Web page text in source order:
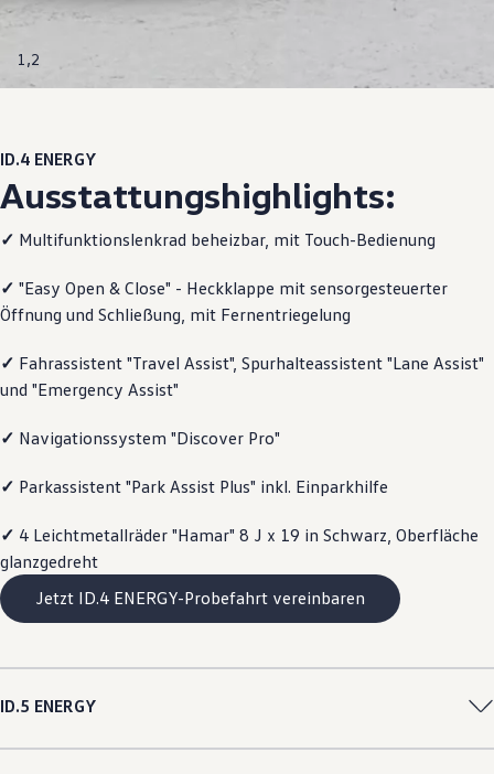
Motorenöl und Flüssigkeiten
Entertainment und Elektronik
Individualisieren
Wallbox und Ladekabel
Volkswagen Apps, Login und Shop
Handy und Fahrzeug verbinden
Über Ihr Auto
Vorgängermodelle
Kundeninformationen
Warn- und Kontrollleuchten
Live Beratung
Lifestyle
Familie
Elektromobilität
1 ,2
ID.4 ENERGY
Ausstattungshighlights:
✓ Multifunktionslenkrad beheizbar, mit Touch-Bedienung
✓ "Easy Open & Close" - Heckklappe mit sensorgesteuerter
Öffnung und Schließung, mit Fernentriegelung
✓ Fahrassistent "Travel Assist", Spurhalteassistent "Lane Assist"
und "Emergency Assist"
✓ Navigationssystem "Discover Pro"
✓ Parkassistent "Park Assist Plus" inkl. Einparkhilfe
✓ 4 Leichtmetallräder "Hamar" 8 J x 19 in Schwarz, Oberfläche
glanzgedreht
Jetzt ID.4 ENERGY-Probefahrt vereinbaren
ID.5 ENERGY